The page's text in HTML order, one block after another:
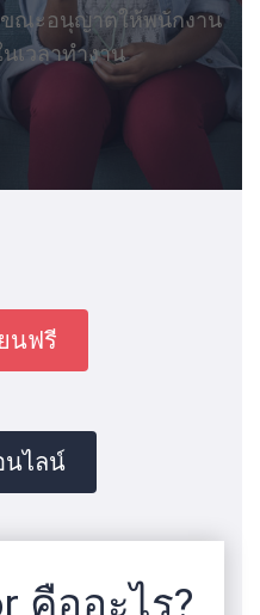
ณะอนุญาตให้พนักงาน
เวลาทำงาน
นฟรี
นไลน์
คืออะไร?